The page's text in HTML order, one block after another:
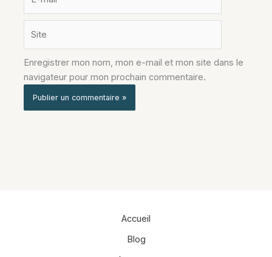
mail*
Enregistrer mon nom, mon e-mail et mon site dans le
navigateur pour mon prochain commentaire.
Accueil
Blog